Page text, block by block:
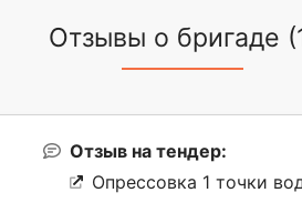
Отзывы о бригаде
Отзыв на тендер:
Опрессовка 1 точки